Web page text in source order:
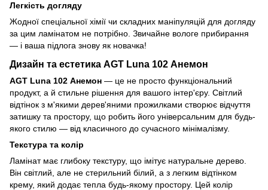
Легкість догляду
Жодної спеціальної хімії чи складних маніпуляцій для догляду
за цим ламінатом не потрібно. Звичайне вологе прибирання
— і ваша підлога знову як новачка!
Дизайн та естетика AGT Luna 102 Анемон
AGT Luna 102 Анемон — це не просто функціональний
продукт, а й стильне рішення для вашого інтер'єру. Світлий
відтінок з м'якими дерев'яними прожилками створює відчуття
затишку та простору, що робить його універсальним для будь-
якого стилю — від класичного до сучасного мінімалізму.
Текстура та колір
Ламінат має глибоку текстуру, що імітує натуральне дерево.
Він світлий, але не стерильний білий, а з легким відтінком
крему, який додає тепла будь-якому простору. Цей колір